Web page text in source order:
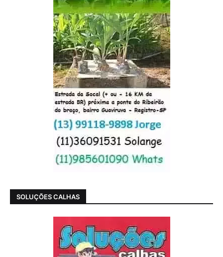
SOLUÇÕES CALHAS